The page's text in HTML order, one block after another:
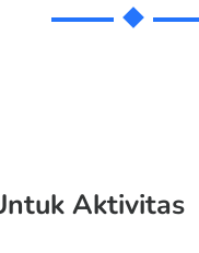
Aktivitas